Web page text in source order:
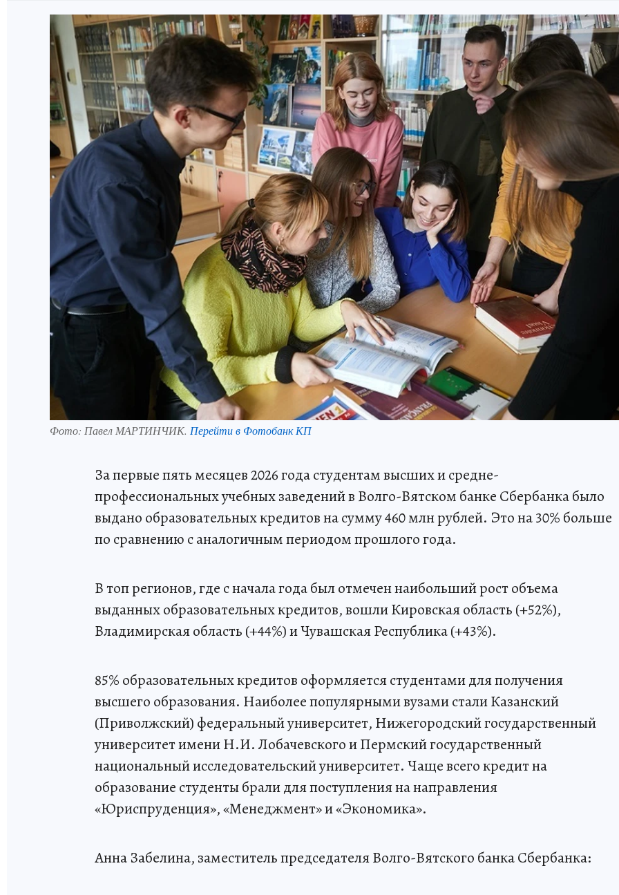
Фото: Павел МАРТИНЧИК. Перейти в Фотобанк КП
За первые пять месяцев 2026 года студентам высших и средне-
профессиональных учебных заведений в Волго-Вятском банке Сбербанка было
выдано образовательных кредитов на сумму 460 млн рублей. Это на 30% больше
по сравнению с аналогичным периодом прошлого года.
В топ регионов, где с начала года был отмечен наибольший рост объема
выданных образовательных кредитов, вошли Кировская область (+52%),
Владимирская область (+44%) и Чувашская Республика (+43%).
85% образовательных кредитов оформляется студентами для получения
высшего образования. Наиболее популярными вузами стали Казанский
(Приволжский) федеральный университет, Нижегородский государственный
университет имени Н.И. Лобачевского и Пермский государственный
национальный исследовательский университет. Чаще всего кредит на
образование студенты брали для поступления на направления
«Юриспруденция», «Менеджмент» и «Экономика».
Анна Забелина, заместитель председателя Волго-Вятского банка Сбербанка: